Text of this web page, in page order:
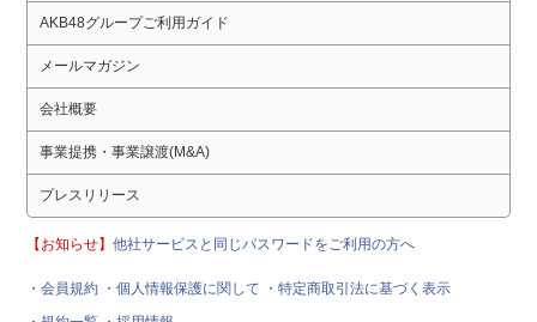
AKB48グループご利用ガイド
メールマガジン
会社概要
事業提携・事業譲渡(M&A)
プレスリリース
【お知らせ】他社サービスと同じパスワードをご利用の方へ
・会員規約 ・個人情報保護に関して
・特定商取引法に基づく表示